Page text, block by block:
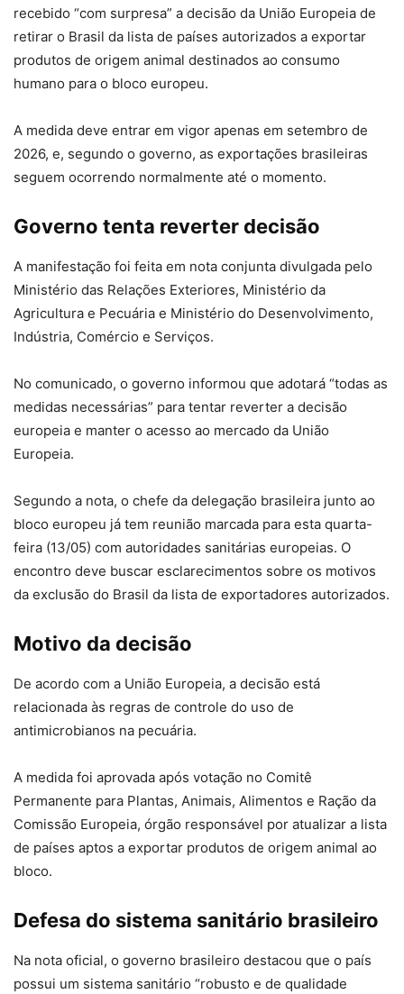
recebido “com surpresa” a decisão da União Europeia de
retirar o Brasil da lista de países autorizados a exportar
produtos de origem animal destinados ao consumo
humano para o bloco europeu.
A medida deve entrar em vigor apenas em setembro de
2026, e, segundo o governo, as exportações brasileiras
seguem ocorrendo normalmente até o momento.
Governo tenta reverter decisão
A manifestação foi feita em nota conjunta divulgada pelo
Ministério das Relações Exteriores, Ministério da
Agricultura e Pecuária e Ministério do Desenvolvimento,
Indústria, Comércio e Serviços.
No comunicado, o governo informou que adotará “todas as
medidas necessárias” para tentar reverter a decisão
europeia e manter o acesso ao mercado da União
Europeia.
Segundo a nota, o chefe da delegação brasileira junto ao
bloco europeu já tem reunião marcada para esta quarta-
feira (13/05) com autoridades sanitárias europeias. O
encontro deve buscar esclarecimentos sobre os motivos
da exclusão do Brasil da lista de exportadores autorizados.
Motivo da decisão
De acordo com a União Europeia, a decisão está
relacionada às regras de controle do uso de
antimicrobianos na pecuária.
A medida foi aprovada após votação no Comitê
Permanente para Plantas, Animais, Alimentos e Ração da
Comissão Europeia, órgão responsável por atualizar a lista
de países aptos a exportar produtos de origem animal ao
bloco.
Defesa do sistema sanitário brasileiro
Na nota oficial, o governo brasileiro destacou que o país
possui um sistema sanitário “robusto e de qualidade